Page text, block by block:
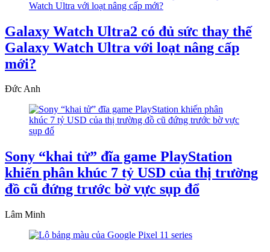
Galaxy Watch Ultra2 có đủ sức thay thế
Galaxy Watch Ultra với loạt nâng cấp
mới?
Đức Anh
Sony “khai tử” đĩa game PlayStation
khiến phân khúc 7 tỷ USD của thị trường
đồ cũ đứng trước bờ vực sụp đổ
Lâm Minh